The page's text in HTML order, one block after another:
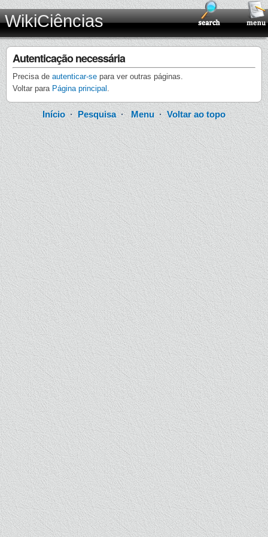
WikiCiências
Autenticação necessária
Precisa de autenticar-se para ver outras páginas.
Voltar para Página principal .
Início · Pesquisa·Menu ·Voltar ao topo